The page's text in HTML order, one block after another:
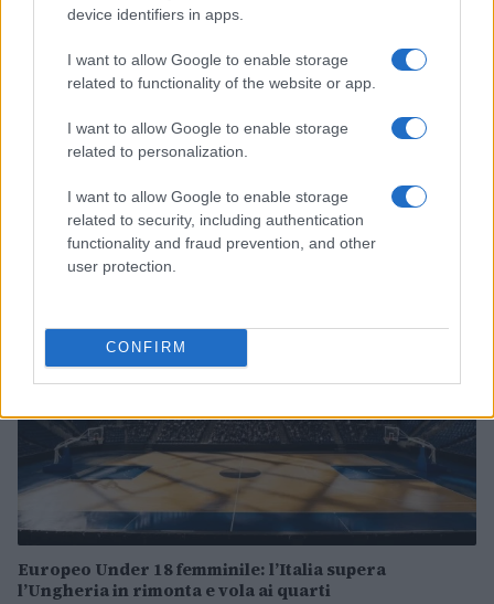
device identifiers in apps.
I want to allow Google to enable storage
related to functionality of the website or app.
I want to allow Google to enable storage
related to personalization.
I want to allow Google to enable storage
related to security, including authentication
functionality and fraud prevention, and other
user protection.
CONFIRM
Continua a leggere
BASKET
Europeo Under 18 femminile: l’Italia supera
l’Ungheria in rimonta e vola ai quarti